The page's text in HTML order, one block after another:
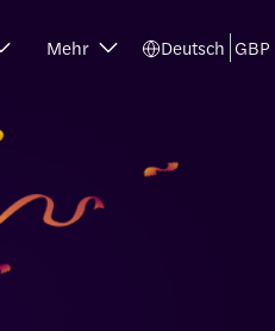
Mehr Deutsch GBP